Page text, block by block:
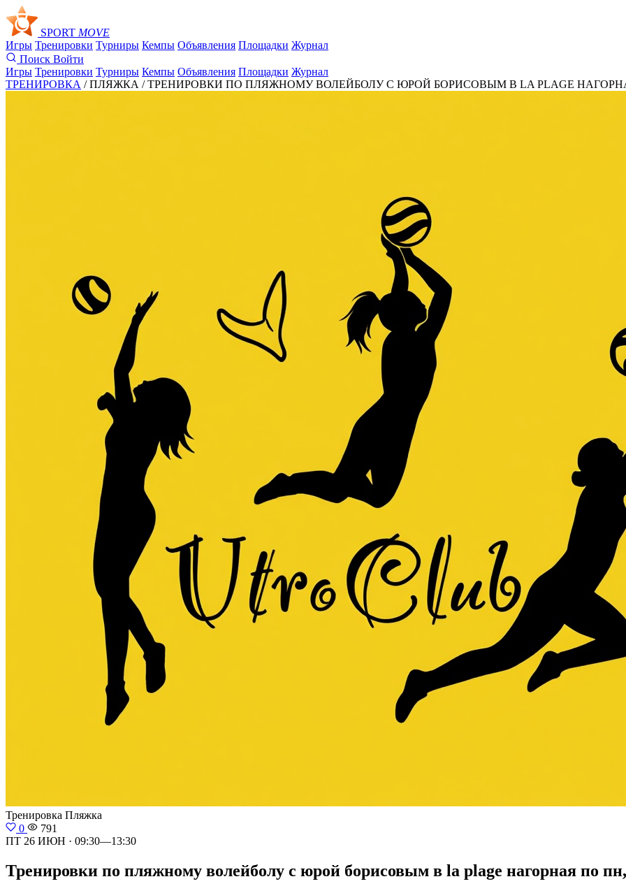
SPORT MOVE
Игры Тренировки Турниры Кемпы Объявления Площадки Журнал
Поиск Войти
Игры Тренировки Турниры Кемпы Объявления Площадки Журнал
ТРЕНИРОВКА / ПЛЯЖКА /ТРЕНИРОВКИ ПО ПЛЯЖНОМУ ВОЛЕЙБОЛУ С ЮРОЙ БОРИСОВЫМ В LA PLAGE
Тренировка Пляжка
0
791
ПТ 26 ИЮН · 09:30—13:30
Тренировки по пляжному волейболу с юрой борисовым в la plage нагорная по